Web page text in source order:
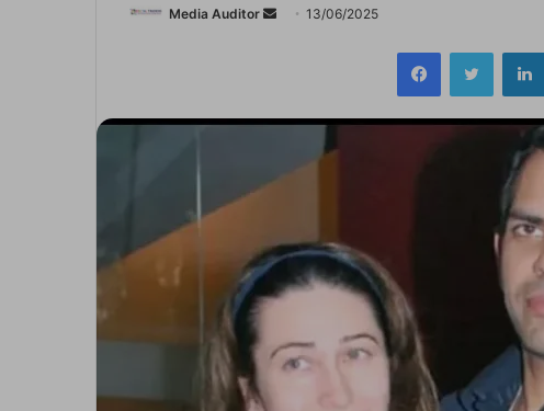
Media Auditor
Send13/06/2025
FacebookTwitter